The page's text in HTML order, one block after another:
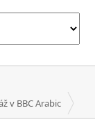
v BBC Arabic